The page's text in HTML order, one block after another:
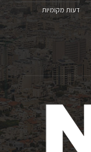
דעות מקומיות